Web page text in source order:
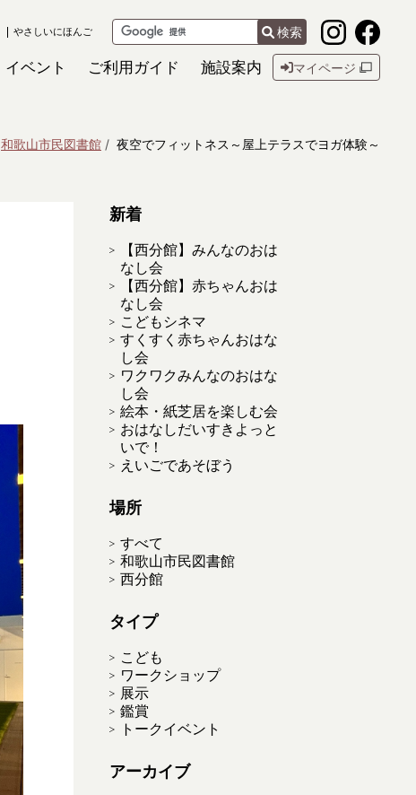
やさしいにほんご 検索
イベント ご利用ガイド 施設案内 マイページ
和歌山市民図書館 夜空でフィットネス～屋上テラスでヨガ体験～
新着
【西分館】みんなのおは
なし会
【西分館】赤ちゃんおは
なし会
こどもシネマ
すくすく赤ちゃんおはな
し会
ワクワクみんなのおはな
し会
絵本・紙芝居を楽しむ会
おはなしだいすきよっと
いで！
えいごであそぼう
場所
すべて
和歌山市民図書館
西分館
タイプ
こども
ワークショップ
展示
鑑賞
トークイベント
アーカイブ